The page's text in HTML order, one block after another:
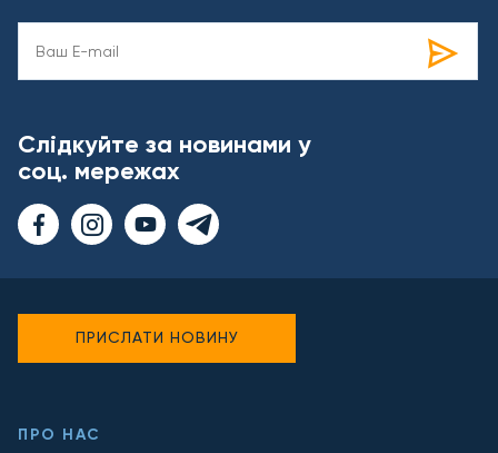
Слідкуйте за новинами у
соц. мережах
ПРО НАС
ПРИСЛАТИ НОВИНУ